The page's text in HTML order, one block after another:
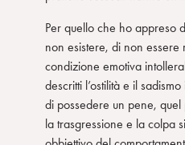
Per quello che ho appreso
non esistere, di non
condizione emotiva
descritti l’ostilità e il
di possedere un pene, quel
la trasgressione e la colpa